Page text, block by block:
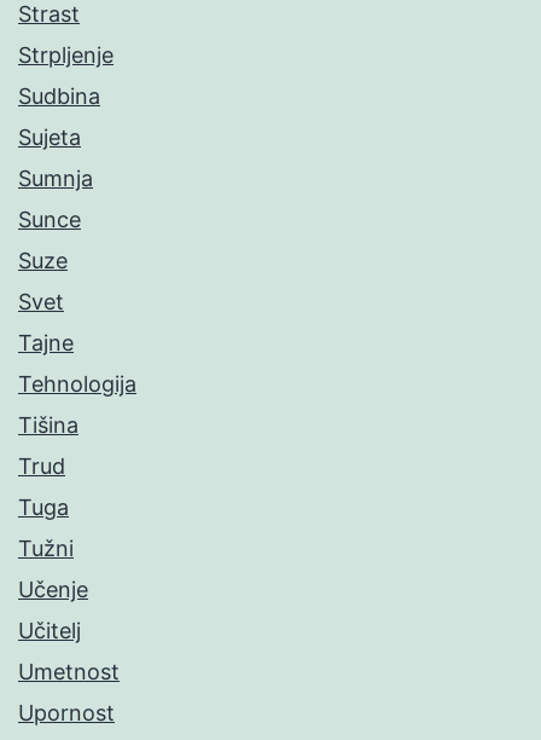
Strast
Strpljenje
Sudbina
Sujeta
Sumnja
Sunce
Suze
Svet
Tajne
Tehnologija
Tišina
Trud
Tuga
Tužni
Učenje
Učitelj
Umetnost
Upornost